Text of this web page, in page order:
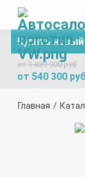
Купить
от 1 839 900 руб
от 540 300 руб
Главная